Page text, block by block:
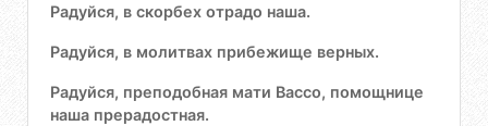
Радуйся, в скорбех отрадо наша.
Радуйся, в молитвах прибежище верных.
Радуйся, преподобная мати Вассо, помощнице
наша прерадостная.